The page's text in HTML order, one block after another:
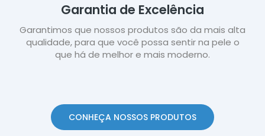
Garantia de Excelência
Garantimos que nossos produtos são da mais alta
qualidade, para que você possa sentir na pele o
que há de melhor e mais moderno.
CONHEÇA NOSSOS PRODUTOS